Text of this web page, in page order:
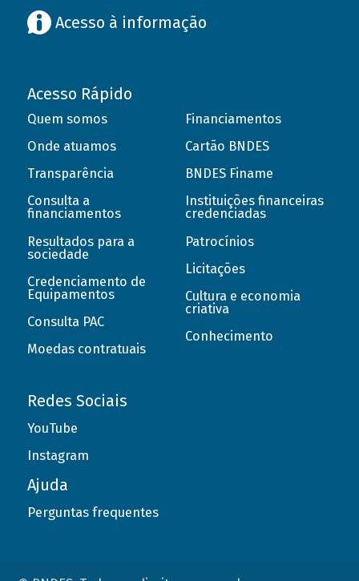
Acesso à informação
Acesso Rápido
Quem somos
Onde atuamos
Transparência
Consulta a
financiamentos
Resultados para a
sociedade
Credenciamento de
Equipamentos
Consulta PAC
Moedas contratuais
Financiamentos
Cartão BNDES
BNDES Finame
Instituições financeiras
credenciadas
Patrocínios
Licitações
Cultura e economia
criativa
Conhecimento
Redes Sociais
YouTube
Instagram
Ajuda
Perguntas frequentes